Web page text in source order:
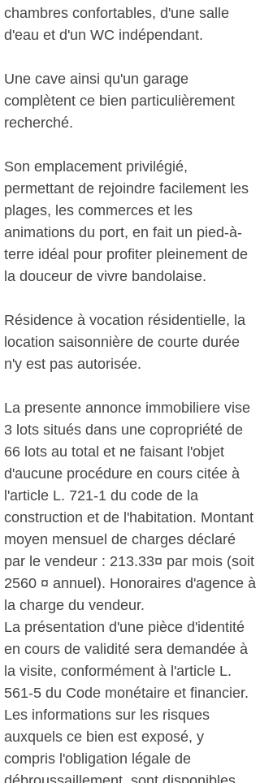
chambres confortables, d'une salle
d'eau et d'un WC indépendant.
Une cave ainsi qu'un garage
complètent ce bien particulièrement
recherché.
Son emplacement privilégié,
permettant de rejoindre facilement les
plages, les commerces et les
animations du port, en fait un pied-à-
terre idéal pour profiter pleinement de
la douceur de vivre bandolaise.
Résidence à vocation résidentielle, la
location saisonnière de courte durée
n'y est pas autorisée.
La presente annonce immobiliere vise
3 lots situés dans une copropriété de
66 lots au total et ne faisant l'objet
d'aucune procédure en cours citée à
l'article L. 721-1 du code de la
construction et de l'habitation. Montant
moyen mensuel de charges déclaré
par le vendeur : 213.33¤ par mois (soit
2560 ¤ annuel). Honoraires d'agence à
la charge du vendeur.
La présentation d'une pièce d'identité
en cours de validité sera demandée à
la visite, conformément à l'article L.
561-5 du Code monétaire et financier.
Les informations sur les risques
auxquels ce bien est exposé, y
compris l'obligation légale de